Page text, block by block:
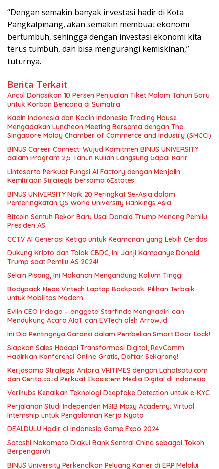
“Dengan semakin banyak investasi hadir di Kota
Pangkalpinang, akan semakin membuat ekonomi
bertumbuh, sehingga dengan investasi ekonomi kita
terus tumbuh, dan bisa mengurangi kemiskinan,”
tuturnya.
Berita Terkait
Ancol Donasikan 10 Persen Penjualan Tiket Malam Tahun Baru
untuk Korban Bencana di Sumatra
Kadin Indonesia dan Kadin Indonesia Trading House
Mengadakan Luncheon Meeting Bersama dengan The
Singapore Malay Chamber of Commerce and Industry (SMCCI)
BINUS Career Connect: Wujud Komitmen BINUS UNIVERSITY
dalam Program 2,5 Tahun Kuliah Langsung Gapai Karir
Lintasarta Perkuat Fungsi AI Factory dengan Menjalin
Kemitraan Strategis bersama 6Estates
BINUS UNIVERSITY Naik 20 Peringkat Se-Asia dalam
Pemeringkatan QS World University Rankings Asia
Bitcoin Sentuh Rekor Baru Usai Donald Trump Menang Pemilu
Presiden AS
CCTV AI Generasi Ketiga untuk Keamanan yang Lebih Cerdas
Dukung Kripto dan Tolak CBDC, Ini Janji Kampanye Donald
Trump saat Pemilu AS 2024!
Selain Pisang, Ini Makanan Mengandung Kalium Tinggi
Bodypack Neos Vintech Laptop Backpack: Pilihan Terbaik
untuk Mobilitas Modern
Evlin CEO Indogo – anggota Starfindo Menghadiri dan
Mendukung Acara AIoT dan EVTech oleh Arrow.id
Ini Dia Pentingnya Garansi dalam Pembelian Smart Door Lock!
Siapkan Sales Hadapi Transformasi Digital, RevComm
Hadirkan Konferensi Online Gratis, Daftar Sekarang!
Kerjasama Strategis Antara VRITIMES dengan Lahatsatu.com
dan Cerita.co.id Perkuat Ekosistem Media Digital di Indonesia
Verihubs Kenalkan Teknologi Deepfake Detection untuk e-KYC
Perjalanan Studi Independen MSIB Maxy Academy: Virtual
Internship untuk Pengalaman Kerja Nyata
DEALDULU Hadir di Indonesia Game Expo 2024
Satoshi Nakamoto Diakui Bank Sentral China sebagai Tokoh
Berpengaruh
BINUS University Perkenalkan Peluang Karier di ERP Melalui